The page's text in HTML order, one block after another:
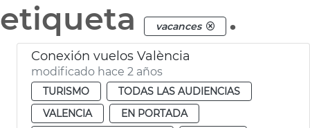
etiqueta
vacances .
Conexión vuelos València
modificado hace 2 años
TURISMO
TODAS LAS AUDIENCIAS
VALENCIA
EN PORTADA